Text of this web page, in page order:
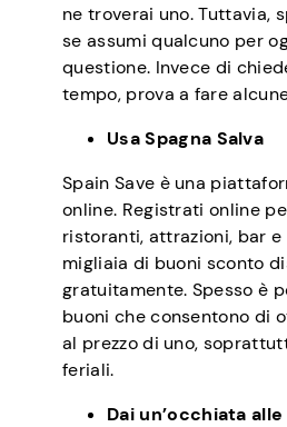
ne troverai uno. Tuttavia,
se assumi qualcuno per
questione. Invece di
tempo, prova a fare
Usa Spagna Salva
Spain Save è una
online. Registrati online
ristoranti, attrazioni, bar e
migliaia di buoni sconto
gratuitamente. Spesso è
buoni che consentono di
al prezzo di uno,
feriali.
Dai un’occhiata